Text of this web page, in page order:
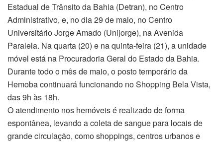
Estadual de Trânsito da Bahia (Detran), no Centro
Administrativo, e, no dia 29 de maio, no Centro
Universitário Jorge Amado (Unijorge), na Avenida
Paralela. Na quarta (20) e na quinta-feira (21), a unidade
móvel está na Procuradoria Geral do Estado da Bahia.
Durante todo o mês de maio, o posto temporário da
Hemoba continuará funcionando no Shopping Bela Vista,
das 9h às 18h.
O atendimento nos hemóveis é realizado de forma
espontânea, levando a coleta de sangue para locais de
grande circulação, como shoppings, centros urbanos e